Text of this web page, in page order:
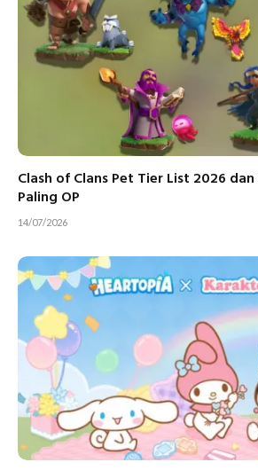
Clash of Clans Pet Tier List 2026
Paling OP
14/07/2026